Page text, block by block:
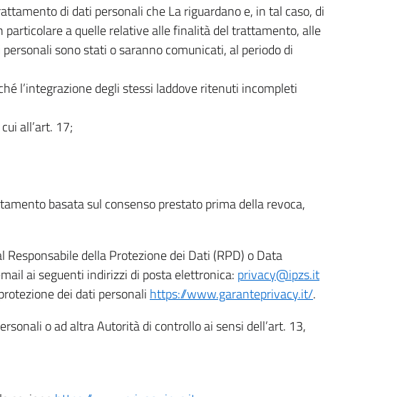
di dati personali che La riguardano e, in tal caso, di
particolare a quelle relative alle finalità del trattamento, alle
sono stati o saranno comunicati, al periodo di
l’integrazione degli stessi laddove ritenuti incompleti
all’art. 17;
basata sul consenso prestato prima della revoca,
della Protezione dei Dati (RPD) o Data
ai seguenti indirizzi di posta elettronica: privacy@ipzs.it
dei dati personali https://www.garanteprivacy.it/.
o ad altra Autorità di controllo ai sensi dell’art. 13,